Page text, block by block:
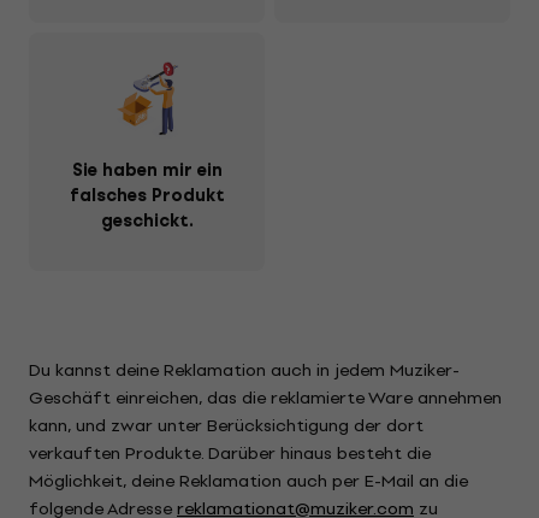
Sie haben mir ein
falsches Produkt
geschickt.
Du kannst deine Reklamation auch in jedem Muziker-
Geschäft einreichen, das die reklamierte Ware annehmen
kann, und zwar unter Berücksichtigung der dort
verkauften Produkte. Darüber hinaus besteht die
Möglichkeit, deine Reklamation auch per E-Mail an die
folgende Adressereklamationat@muziker.com zu